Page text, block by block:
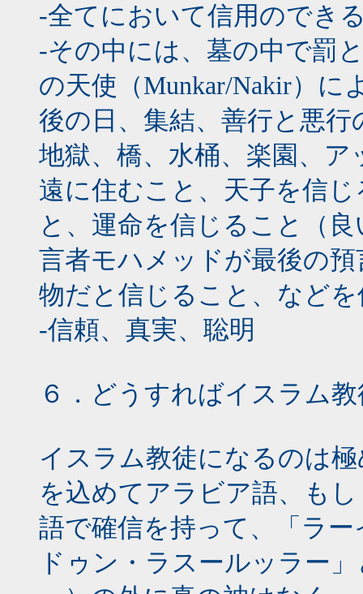
-全てにおいて信用のでき
-その中には、墓の中で罰
の天使（Munkar/Nakir）に
後の日、集結、善行と悪
地獄、橋、水桶、楽園、
遠に住むこと、天子を信
と、運命を信じること（
言者モハメッドが最後の
物だと信じること、など
-信頼、真実、聡明
６．どうすればイスラム
イスラム教徒になるのは
を込めてアラビア語、も
語で確信を持って、「ラ
ドゥン・ラスールッラー